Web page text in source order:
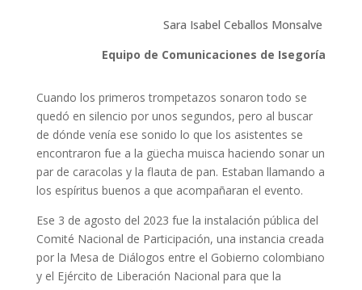
Sara Isabel Ceballos Monsalve
Equipo de Comunicaciones de Isegoría
Cuando los primeros trompetazos sonaron todo se
quedó en silencio por unos segundos, pero al buscar
de dónde venía ese sonido lo que los asistentes se
encontraron fue a la güecha muisca haciendo sonar un
par de caracolas y la flauta de pan. Estaban llamando a
los espíritus buenos a que acompañaran el evento.
Ese 3 de agosto del 2023 fue la instalación pública del
Comité Nacional de Participación, una instancia creada
por la Mesa de Diálogos entre el Gobierno colombiano
y el Ejército de Liberación Nacional para que la